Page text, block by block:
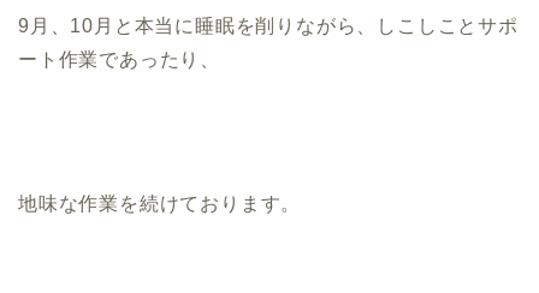
9月、10月と本当に睡眠を削りながら、しこしことサポ
ート作業であったり、
地味な作業を続けております。